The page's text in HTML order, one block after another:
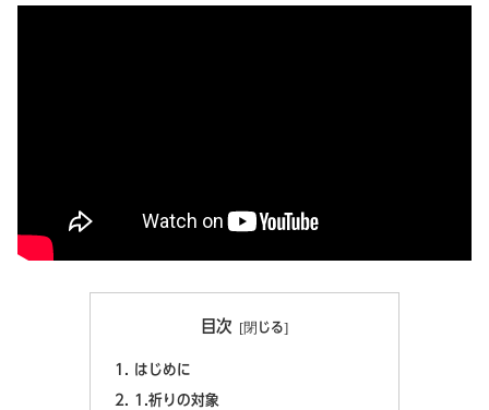
目次
はじめに
1.祈りの対象